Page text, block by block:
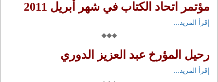
مؤتمر اتحاد الكتاب في شهر أبريل 2011
إقرأ المزيد...
رحيل المؤرخ عبد العزيز الدوري
إقرأ المزيد...